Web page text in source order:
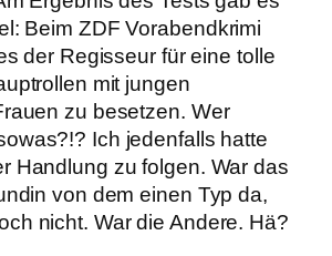
Beim ZDF Vorabendkrimi
der Regisseur für eine tolle
mit jungen
zu besetzen. Wer
Ich jedenfalls hatte
Handlung zu folgen. War das
von dem einen Typ da,
nicht. War die Andere. Hä?